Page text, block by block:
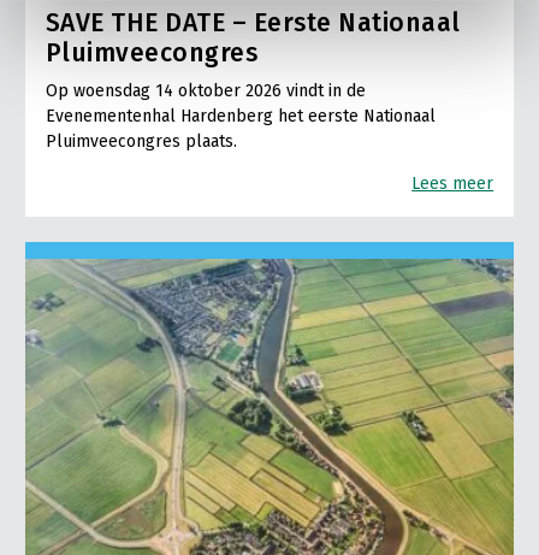
SAVE THE DATE – Eerste Nationaal
Pluimveecongres
Op woensdag 14 oktober 2026 vindt in de
Evenementenhal Hardenberg het eerste Nationaal
Pluimveecongres plaats.
Lees meer